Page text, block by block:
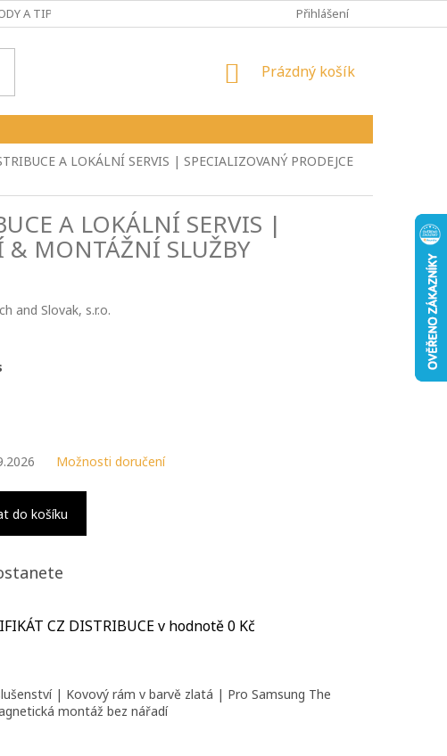
A TIPY REKLAMAČNÍ ŘÁD
Přihlášení
NÁKUPNÍ
Prázdný košík
A LOKÁLNÍ SERVIS | SPECIALIZOVANÝ PRODEJCE
A LOKÁLNÍ SERVIS |
& MONTÁŽNÍ SLUŽBY
and Slovak, s.r.o.
Možnosti doručení
do košíku
CZ DISTRIBUCEv hodnotě 0 Kč
| Kovový rám v barvě zlatá | Pro Samsung The
montáž bez nářadí